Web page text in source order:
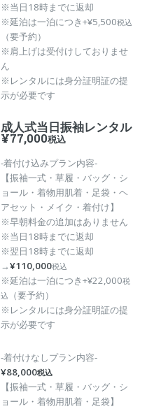
※当日18時までに返却
※延泊は一泊につき+¥5,500税込
（要予約）
※肩上げは受付けしておりませ
ん
※レンタルには身分証明証の提
示が必要です
成人式当日振袖レンタル
¥77,000税込
‐着付け込みプラン内容‐
【振袖一式・草履・バッグ・シ
ョール・着物用肌着・足袋・ヘ
アセット・メイク・着付け】
※早朝料金の追加はありません
※当日18時までに返却
※翌日18時までに返却
→¥110,000税込
※延泊は一泊につき+¥22,000税
込
（要予約）
※レンタルには身分証明証の提
示が必要です
-着付けなしプラン内容-
¥88,000税込
【振袖一式・草履・バッグ・シ
ョール・着物用肌着・足袋】